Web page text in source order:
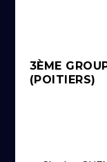
3ÈME
(POITIERS)